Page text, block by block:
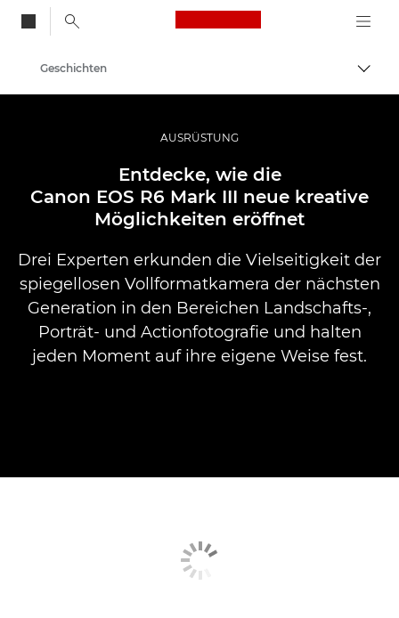
Canon Logo, back
Auf
Professionelle Fotografie und Videos
Geschichten
AUSRÜSTUNG
Entdecke, wie die
Canon EOS R6 Mark III neue kreative
Möglichkeiten eröffnet
Drei Experten erkunden die Vielseitigkeit der
spiegellosen Vollformatkamera der nächsten
Generation in den Bereichen Landschafts-,
Porträt- und Actionfotografie und halten
jeden Moment auf ihre eigene Weise fest.